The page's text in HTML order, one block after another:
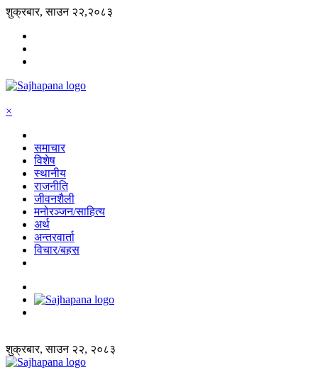
शुक्रबार, साउन २२,२०८३
×
समाचार
विशेष
स्थानीय
राजनीति
जीवनशैली
मनोरञ्जन/साहित्य
अर्थ
अन्तरवार्ता
विचार/बहस
शुक्रबार, साउन २२, २०८३